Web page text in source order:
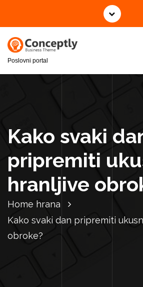
i
Poslovni portal
Kako svaki
pripremiti
hranljive
Home hrana
Kako svaki dan pripremiti
obroke?